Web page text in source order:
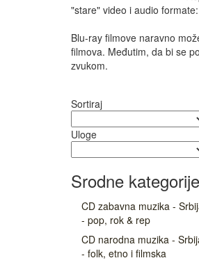
"stare" video i audio
Blu-ray filmove naravno
filmova. Međutim, da bi se
zvukom.
Sortiraj
Uloge
Srodne kategorije
CD zabavna muzika -
- pop, rok & rep
CD narodna muzika -
- folk, etno i filmska